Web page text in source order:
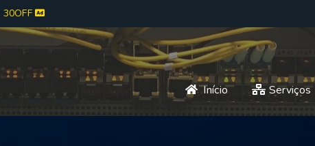
30OFF
Início Serviços